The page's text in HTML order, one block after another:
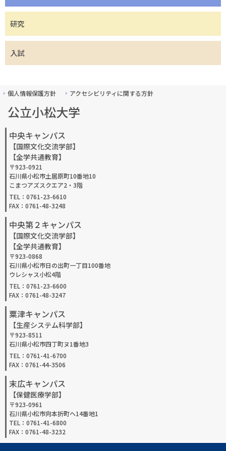
研究
入試
個人情報保護方針 アクセシビリティに関する方針
公立小松大学
中央キャンパス
【国際文化交流学部】
【全学共通教育】
〒923-0921
石川県小松市土居原町10番地10
こまつアズスクエア2・3階
TEL：0761-23-6610
FAX：0761-48-3248
中央第２キャンパス
【国際文化交流学部】
【全学共通教育】
〒923-0868
石川県小松市日の出町一丁目100番地
ウレシャス小松4階
TEL：0761-23-6600
FAX：0761-48-3247
粟津キャンパス
【生産システム科学部】
〒923-8511
石川県小松市四丁町ヌ1番地3
TEL：0761-41-6700
FAX：0761-44-3506
末広キャンパス
【保健医療学部】
〒923-0961
石川県小松市向本折町ヘ14番地1
TEL：0761-41-6800
FAX：0761-48-3232